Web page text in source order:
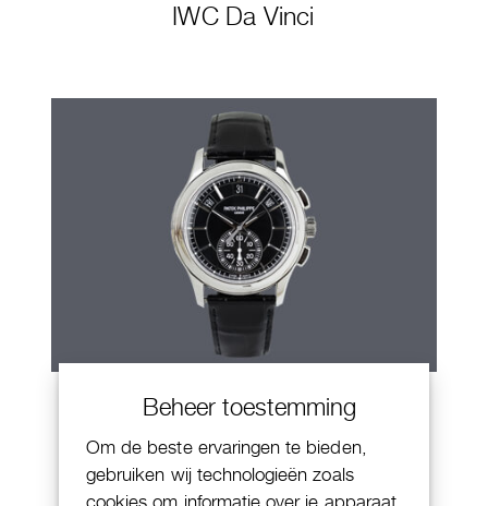
Beheer toestemming
Om de beste ervaringen te bieden,
gebruiken wij technologieën zoals
cookies om informatie over je apparaat
IWC Da Vinci
Patek Philippe Annual Calendar